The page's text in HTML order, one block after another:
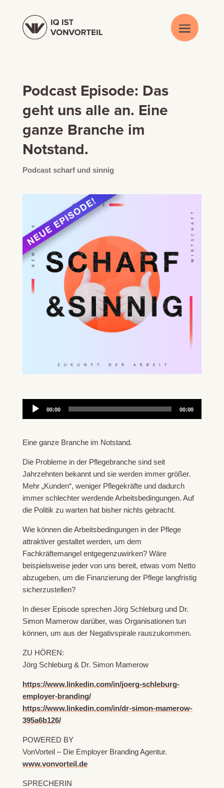
Podcast Episode: Das
geht uns alle an. Eine
ganze Branche im
Notstand.
Podcast scharf und sinnig
Audio-
00:00 00:00
Eine ganze Branche im Notstand.
Die Probleme in der Pflegebranche sind seit
Jahrzehnten bekannt und sie werden immer größer.
Mehr „Kunden“, weniger Pflegekräfte und dadurch
immer schlechter werdende Arbeitsbedingungen. Auf
die Politik zu warten hat bisher nichts gebracht.
Wie können die Arbeitsbedingungen in der Pflege
attraktiver gestaltet werden, um dem
Fachkräftemangel entgegenzuwirken? Wäre
beispielsweise jeder von uns bereit, etwas vom Netto
abzugeben, um die Finanzierung der Pflege langfristig
sicherzustellen?
In dieser Episode sprechen Jörg Schleburg und Dr.
Simon Mamerow darüber, was Organisationen tun
können, um aus der Negativspirale rauszukommen.
ZU HÖREN:
Jörg Schleburg & Dr. Simon Mamerow
https://www.linkedin.com/in/joerg-schleburg-
employer-branding/
https://www.linkedin.com/in/dr-simon-mamerow-
395a6b126/
POWERED BY
VonVorteil – Die Employer Branding Agentur.
www.vonvorteil.de
SPRECHERIN